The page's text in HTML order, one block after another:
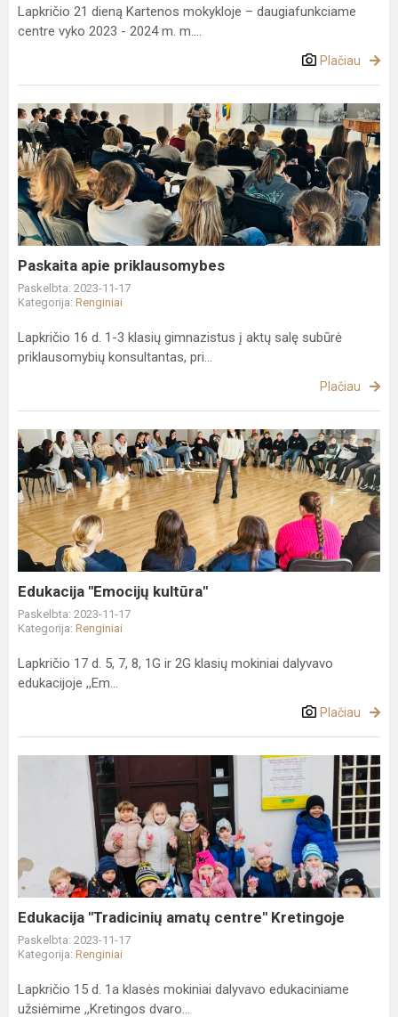
Lapkričio 21 dieną Kartenos mokykloje – daugiafunkciame
centre vyko 2023 - 2024 m. m....
Plačiau
Paskaita
apie
priklausomybes
Paskaita apie priklausomybes
Paskelbta: 2023-11-17
Kategorija: Renginiai
Lapkričio 16 d. 1-3 klasių gimnazistus į aktų salę subūrė
priklausomybių konsultantas, pri...
Plačiau
Edukacija
"Emocijų
kultūra"
Edukacija "Emocijų kultūra"
Paskelbta: 2023-11-17
Kategorija: Renginiai
Lapkričio 17 d. 5, 7, 8, 1G ir 2G klasių mokiniai dalyvavo
edukacijoje ,,Em...
Plačiau
Edukacija "Tradicinių amatų centre" Kretingoje
Paskelbta: 2023-11-17
Kategorija: Renginiai
Lapkričio 15 d. 1a klasės mokiniai dalyvavo edukaciniame
užsiėmime ,,Kretingos dvaro...